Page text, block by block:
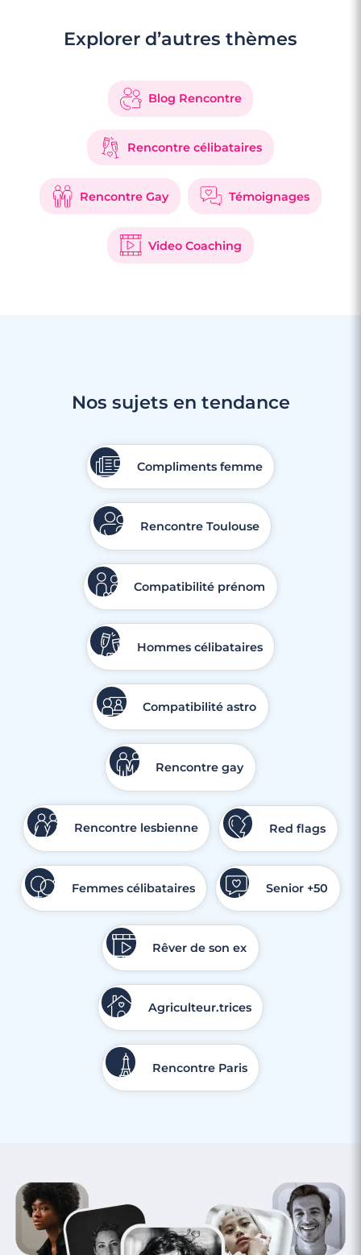
Explorer d’autres thèmes
Blog Rencontre
Rencontre célibataires
Rencontre Gay Témoignages
Video Coaching
Nos sujets en tendance
Compliments femme
Rencontre Toulouse
Compatibilité prénom
Hommes célibataires
Compatibilité astro
Rencontre gay
Rencontre lesbienne Red flags
Femmes célibataires Senior +50
Rêver de son ex
Agriculteur.trices
Rencontre Paris